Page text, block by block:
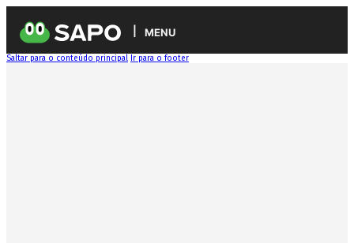
MENU
Saltar para o conteúdo principal Ir para o footer